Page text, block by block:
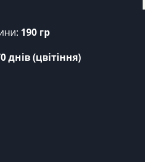
190 гр
днів (цвітіння)